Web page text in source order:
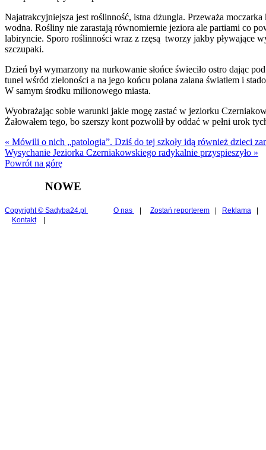
Najatrakcyjniejsza jest roślinność, istna dżungla. Przeważa
wodna. Rośliny nie zarastają równomiernie jeziora ale partiami co
labiryncie. Sporo roślinności wraz z rzęsą tworzy jakby pływające
szczupaki.
Dzień był wymarzony na nurkowanie słońce świeciło ostro dając
tunel wśród zieloności a na jego końcu polana zalana światłem i
W samym środku milionowego miasta.
Wyobrażając sobie warunki jakie mogę zastać w jeziorku
Żałowałem tego, bo szerszy kont pozwolił by oddać w pełni urok
« Mówili o nich „patologia”. Dziś do tej szkoły idą również dzieci
Wysychanie Jeziorka Czerniakowskiego radykalnie przyspieszyło »
Powrót na górę
NOWE
Copyright © Sadyba24.pl O nas | Zostań reporterem | Reklama |
Kontakt|